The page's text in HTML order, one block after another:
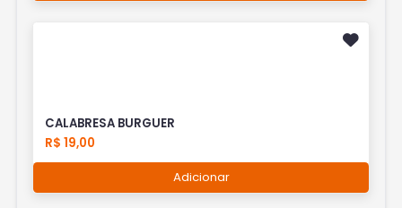
CALABRESA BURGUER
R$ 19,00
Adicionar